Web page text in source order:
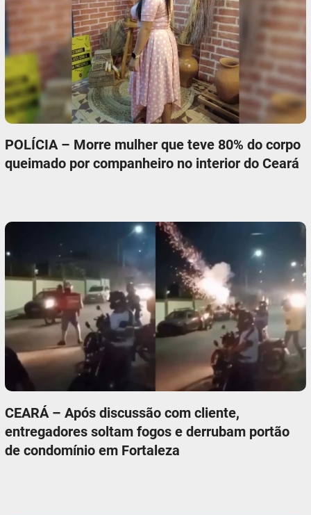
POLÍCIA – Morre mulher que teve 80% do corpo
queimado por companheiro no interior do Ceará
CEARÁ – Após discussão com cliente,
entregadores soltam fogos e derrubam portão
de condomínio em Fortaleza